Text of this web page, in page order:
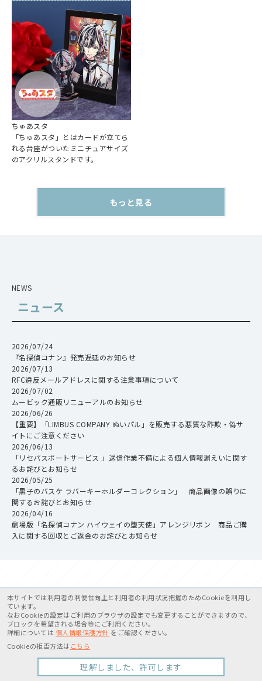
ちゅあスタ
「ちゅあスタ」とはカードが立てら
れる台座がついたミニチュアサイズ
のアクリルスタンドです。
もっと見る
NEWS
ニュース
2026/07/24
『名探偵コナン』発売遅延のお知らせ
2026/07/13
RFC違反メールアドレスに関する注意事項について
2026/07/02
ムービック通販リニューアルのお知らせ
2026/06/26
【重要】「LIMBUS COMPANY ぬいパル」を販売する悪質な詐欺・偽サ
イトにご注意ください
2026/06/13
「リセパスポートサービス 」送信作業不備による個人情報漏えいに関す
るお詫びとお知らせ
2026/05/25
「黒子のバスケ ラバーキーホルダーコレクション」 商品画像の誤りに
関するお詫びとお知らせ
2026/04/16
劇場版「名探偵コナン ハイウェイの堕天使」アレンジリボン 商品ご購
入に関する回収とご返金のお詫びとお知らせ
OFFICIAL
公式通販・公式サイト
本サイトでは利用者の利便性向上と利用者の利用状況把握のためCookieを利用し
ています。
なおCookieの設定はご利用のブラウザの設定でも変更することができますので、
ブロックを希望される場合等にご利用ください。
詳細については 個人情報保護方針 をご確認ください。
Cookieの拒否方法は こちら
理解しました、許可します